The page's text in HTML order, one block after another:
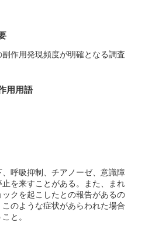
作用発現頻度が明確となる調査
用用語
呼吸抑制、チアノーゼ、意識障
を来すことがある。また、まれ
クを起こしたとの報告があるの
のような症状があらわれた場合
と。